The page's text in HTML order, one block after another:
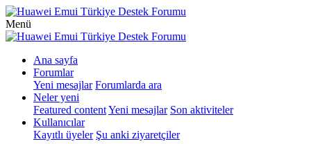
Menü
Ana sayfa
Forumlar
Yeni mesajlar Forumlarda ara
Neler yeni
Featured contentYeni mesajlar Son aktiviteler
Kullanıcılar
Kayıtlı üyeler Şu anki ziyaretçiler